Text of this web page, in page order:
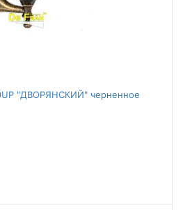
"ДВОРЯНСКИЙ" черненное